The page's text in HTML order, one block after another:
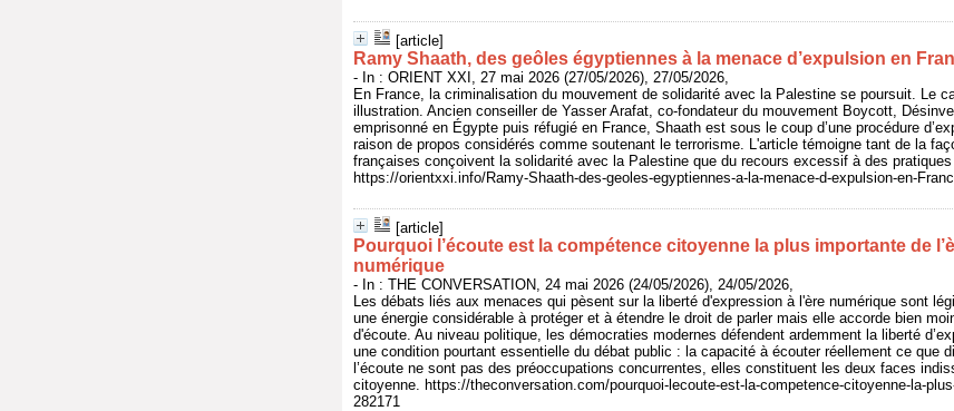
[article]
Ramy Shaath, des geôles égyptiennes à la menace d’expulsion en
- In : ORIENT XXI, 27 mai 2026 (27/05/2026), 27/05/2026,
En France, la criminalisation du mouvement de solidarité avec la Palestine se poursuit. Le
illustration. Ancien conseiller de Yasser Arafat, co-fondateur du mouvement Boycott,
emprisonné en Égypte puis réfugié en France, Shaath est sous le coup d’une procédure
raison de propos considérés comme soutenant le terrorisme. L'article témoigne tant de la
françaises conçoivent la solidarité avec la Palestine que du recours excessif à des
https://orientxxi.info/Ramy-Shaath-des-geoles-egyptiennes-a-la-menace-d-expulsion-en-
[article]
Pourquoi l’écoute est la compétence citoyenne la plus importante de
numérique
- In : THE CONVERSATION, 24 mai 2026 (24/05/2026), 24/05/2026,
Les débats liés aux menaces qui pèsent sur la liberté d'expression à l'ère numérique sont
une énergie considérable à protéger et à étendre le droit de parler mais elle accorde bien
d'écoute. Au niveau politique, les démocraties modernes défendent ardemment la liberté
une condition pourtant essentielle du débat public : la capacité à écouter réellement ce que
l’écoute ne sont pas des préoccupations concurrentes, elles constituent les deux faces
citoyenne. https://theconversation.com/pourquoi-lecoute-est-la-competence-citoyenne-la-
282171